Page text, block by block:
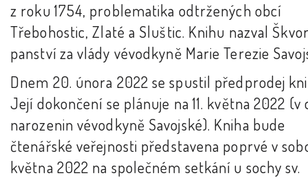
z roku 1754, problematika odtržených obcí
Třebohostic, Zlaté a Sluštic. Knihu nazval
panství za vlády vévodkyně Marie Terezie
Dnem 20. února 2022 se spustil předprodej
Její dokončení se plánuje na 11. května 2022 (v
narozenin vévodkyně Savojské). Kniha bude
čtenářské veřejnosti představena poprvé v
května 2022 na společném setkání u sochy sv.